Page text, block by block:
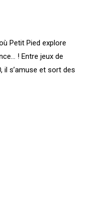
Petit Pied explore
! Entre jeux de
il s’amuse et sort des